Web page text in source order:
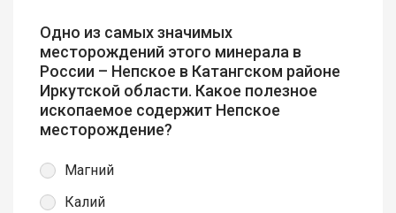
Одно из самых значимых
месторождений этого минерала в
России – Непское в Катангском районе
Иркутской области. Какое полезное
ископаемое содержит Непское
месторождение?
Магний
Калий